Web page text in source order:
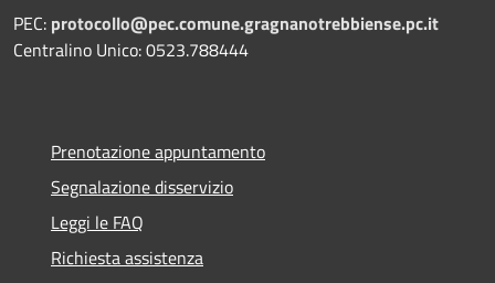
PEC: protocollo@pec.comune.gragnanotrebbiense.pc.it
Centralino Unico: 0523.788444
Prenotazione appuntamento
Segnalazione disservizio
Leggi le FAQ
Richiesta assistenza